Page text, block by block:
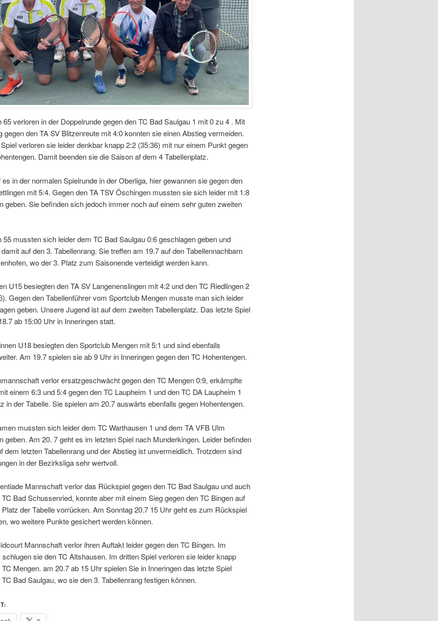
65 verloren in der Doppelrunde gegen den TC Bad Saulgau 1 mit 0 zu 4 . Mit
gegen den TA SV Blitzenreute mit 4:0 konnten sie einen Abstieg vermeiden.
verloren sie leider denkbar knapp 2:2 (35:36) mit nur einem Punkt gegen
Damit beenden sie die Saison af dem 4 Tabellenplatz.
in der normalen Spielrunde in der Oberliga, hier gewannen sie gegen den
mit 5:4. Gegen den TA TSV Öschingen mussten sie sich leider mit 1:8
geben. Sie befinden sich jedoch immer noch auf einem sehr guten zweiten
55 mussten sich leider dem TC Bad Saulgau 0:6 geschlagen geben und
auf den 3. Tabellenrang. Sie treffen am 19.7 auf den Tabellennachbarn
wo der 3. Platz zum Saisonende verteidigt werden kann.
U15 besiegten den TA SV Langenenslingen mit 4:2 und den TC Riedlingen 2
Gegen den Tabellenführer vom Sportclub Mengen musste man sich leider
geben. Unsere Jugend ist auf dem zweiten Tabellenplatz. Das letzte Spiel
ab 15:00 Uhr in Inneringen statt.
U18 besiegten den Sportclub Mengen mit 5:1 und sind ebenfalls
Am 19.7 spielen sie ab 9 Uhr in Inneringen gegen den TC Hohentengen.
verlor ersatzgeschwächt gegen den TC Mengen 0:9, erkämpfte
einem 6:3 und 5:4 gegen den TC Laupheim 1 und den TC DA Laupheim 1
in der Tabelle. Sie spielen am 20.7 auswärts ebenfalls gegen Hohentengen.
mussten sich leider dem TC Warthausen 1 und dem TA VFB Ulm
geben. Am 20. 7 geht es im letzten Spiel nach Munderkingen. Leider befinden
dem letzten Tabellenrang und der Abstieg ist unvermeidlich. Trotzdem sind
in der Bezirksliga sehr wertvoll.
Mannschaft verlor das Rückspiel gegen den TC Bad Saulgau und auch
Bad Schussenried, konnte aber mit einem Sieg gegen den TC Bingen auf
Platz der Tabelle vorrücken. Am Sonntag 20.7 15 Uhr geht es zum Rückspiel
wo weitere Punkte gesichert werden können.
Mannschaft verlor ihren Auftakt leider gegen den TC Bingen. Im
sie den TC Altshausen. Im dritten Spiel verloren sie leider knapp
Mengen. am 20.7 ab 15 Uhr spielen Sie in Inneringen das letzte Spiel
Bad Saulgau, wo sie den 3. Tabellenrang festigen können.